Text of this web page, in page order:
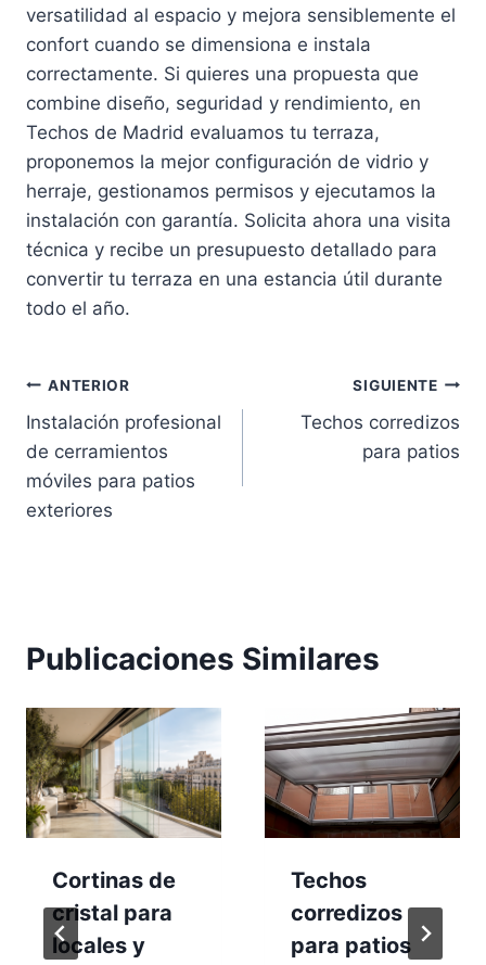
versatilidad al espacio y mejora sensiblemente el
confort cuando se dimensiona e instala
correctamente. Si quieres una propuesta que
combine diseño, seguridad y rendimiento, en
Techos de Madrid evaluamos tu terraza,
proponemos la mejor configuración de vidrio y
herraje, gestionamos permisos y ejecutamos la
instalación con garantía. Solicita ahora una visita
técnica y recibe un presupuesto detallado para
convertir tu terraza en una estancia útil durante
todo el año.
Navegación
de
entradas
ANTERIOR
Instalación profesional
de cerramientos
móviles para patios
exteriores
SIGUIENTE
Techos corredizos
para patios
Publicaciones Similares
Cortinas de
cristal para
locales y
Techos
corredizos
para patios